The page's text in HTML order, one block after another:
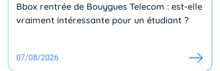
Bbox rentrée de Bouygues Telecom : est-elle
vraiment intéressante pour un étudiant ?
07/08/2026